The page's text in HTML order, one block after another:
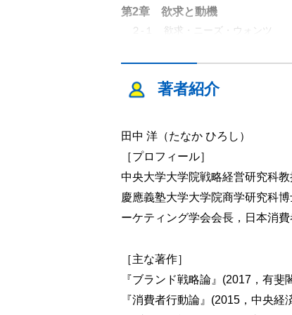
第2章 欲求と動機
２-１ 欲求・ニーズ・ウォンツ
■ニーズの分類と理解
２-２ 動 機
■種々の動機の分類
■商品における動機づけ ……ほか
第3章 購買と交換
３-１ 購買行動
■購買の延期と変更
３-２ 購買後行動
第4章 意思決定と選択
著者紹介
田中 洋（たなか ひろし）
［プロフィール］
中央大学大学院戦略経営研究科
慶應義塾大学大学院商学研究科
ーケティング学会会長，日本消
［主な著作］
『ブランド戦略論』(2017，有斐
『消費者行動論』(2015，中央経